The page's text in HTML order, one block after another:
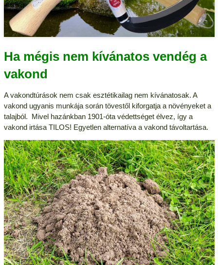
Ha mégis nem kívánatos vendég a
vakond
A vakondtúrások nem csak esztétikailag nem kívánatosak. A
vakond ugyanis munkája során tövestől kiforgatja a növényeket a
talajból. Mivel hazánkban 1901-óta védettséget élvez, így a
vakond irtása TILOS! Egyetlen alternatíva a vakond távoltartása.